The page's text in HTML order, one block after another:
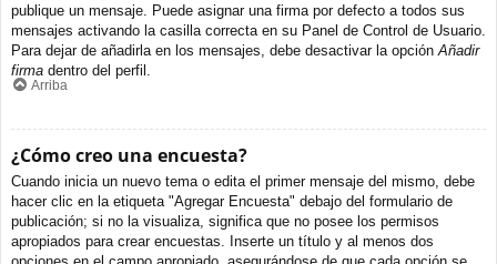
publique un mensaje. Puede asignar una firma por defecto a todos sus
mensajes activando la casilla correcta en su Panel de Control de Usuario.
Para dejar de añadirla en los mensajes, debe desactivar la opción Añadir
firma dentro del perfil.
Arriba
¿Cómo creo una encuesta?
Cuando inicia un nuevo tema o edita el primer mensaje del mismo, debe
hacer clic en la etiqueta "Agregar Encuesta" debajo del formulario de
publicación; si no la visualiza, significa que no posee los permisos
apropiados para crear encuestas. Inserte un título y al menos dos